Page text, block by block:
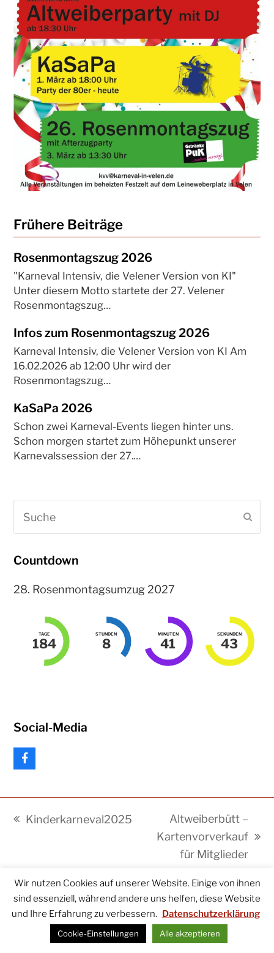
Frühere Beiträge
Rosenmontagszug 2026
"Karneval Intensiv, die Velener Version von KI"
Unter diesem Motto startete der 27. Velener
Rosenmontagszug…
Infos zum Rosenmontagszug 2026
Karneval Intensiv, die Velener Version von KI Am
16.02.2026 ab 12:00 Uhr wird der
Rosenmontagszug…
KaSaPa 2026
Schon zwei Karneval-Events liegen hinter uns.
Schon morgen startet zum Höhepunkt unserer
Karnevalssession der 27.…
Countdown
28. Rosenmontagsumzug 2027
TAGE
184
STUNDEN
8
MINUTEN
41
SEKUNDEN
43
Social-Media
F
e
o
vorheriger
Kinderkarneval2025
Nächster
Altweiberbütt –
Kartenvorverkauf
für Mitglieder
2026KarnevalsVerein Velen. Alle Rechte vorbehalten.
WordPress
Cookies
Datenschutzerklärung
Kontakt
Impressum
Wir nutzen Cookies auf unserer Website. Einige von ihnen
sind essenziell, während andere uns helfen, diese Website
und Ihre Erfahrung zu verbessern. Datenschutzerklärung
Cookie-Einstellungen Alle akzeptieren